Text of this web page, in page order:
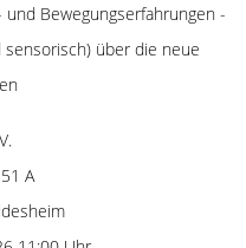
Bewegungserfahrungen -
über die neue
A